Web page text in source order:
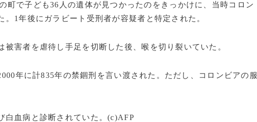
町で子ども36人の遺体が見つかったのをきっかけに、当時コロン
。1年後にガラビート受刑者が容疑者と特定された。
害者を虐待し手足を切断した後、喉を切り裂いていた。
年に計835年の禁錮刑を言い渡された。ただし、コロンビアの服
血病と診断されていた。(c)AFP